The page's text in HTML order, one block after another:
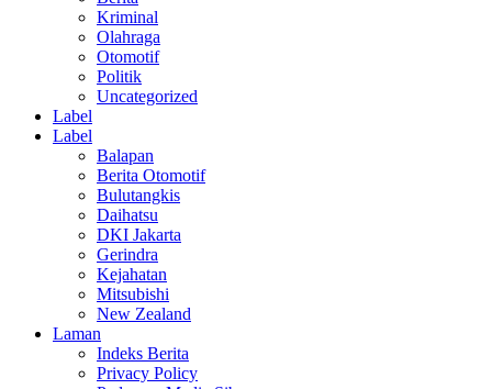
Kriminal
Olahraga
Otomotif
Politik
Uncategorized
Label
Label
Balapan
Berita Otomotif
Bulutangkis
Daihatsu
DKI Jakarta
Gerindra
Kejahatan
Mitsubishi
New Zealand
Laman
Indeks Berita
Privacy Policy